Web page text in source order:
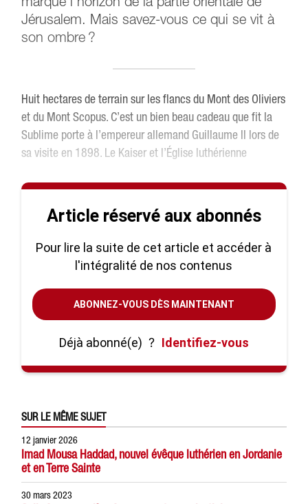
marque l’horizon de la partie orientale de
Jérusalem. Mais savez-vous ce qui se vit à
son ombre ?
Huit hectares de terrain sur les flancs du Mont des Oliviers
et du Mont Scopus. C’est un bien beau cadeau que fit la
Sublime porte à l’empereur allemand Guillaume II lors de
sa visite en 1898. Le Kaiser et l’Église luthérienne
Article réservé aux abonnés
Pour lire la suite de cet article et accéder à
l'intégralité de nos contenus
ABONNEZ-VOUS DÈS MAINTENANT
Déjà abonné(e) ? Identifiez-vous
SUR LE MÊME SUJET
12 janvier 2026
Imad Mousa Haddad, nouvel évêque luthérien en Jordanie
et en Terre Sainte
30 mars 2023